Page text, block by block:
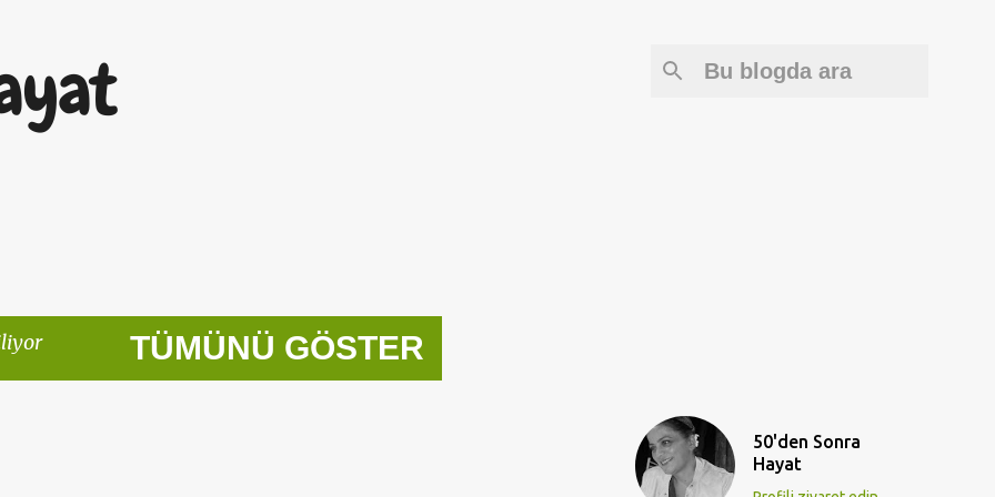
TÜMÜNÜ GÖSTER
50'den Sonra
Hayat